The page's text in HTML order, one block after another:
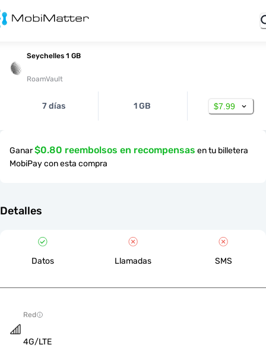
Seychelles 1 GB
RoamVault
7 días 1 GB $7.99
Ganar$0.80 reembolsos en recompensas en tu billetera
MobiPay con esta compra
Detalles
Datos Llamadas SMS
Red
4G/LTE